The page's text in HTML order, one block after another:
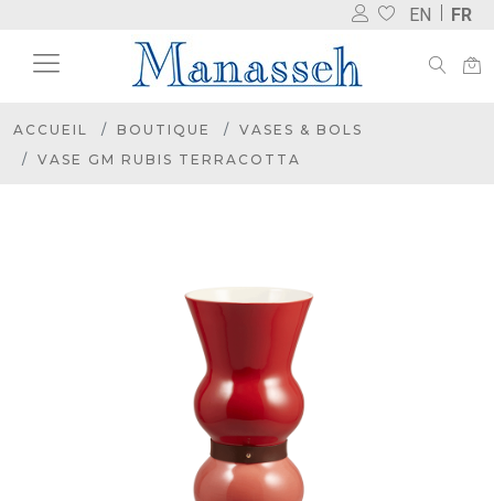
EN FR
ACCUEIL BOUTIQUE
VASES & BOLS
VASE GM RUBIS TERRACOTTA